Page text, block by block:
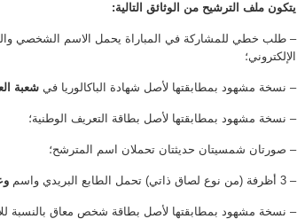
يتكون ملف الترشيح من الوثائق التالية:
– طلب خطي للمشاركة في المباراة يحمل الاسم الشخصي
الإلكتروني؛
– نسخة مشهود بمطابقتها لأصل شهادة الباكالوريا في شعبة
– نسخة مشهود بمطابقتها لأصل بطاقة التعريف الوطنية؛
– صورتان شمسيتان حديثتان تحملان اسم المترشح؛
– 3 أظرفة (من نوع لصاق ذاتي) تحمل الطابع البريدي واسم
– نسخة مشهود بمطابقتها لأصل بطاقة شخص معاق بالنسبة